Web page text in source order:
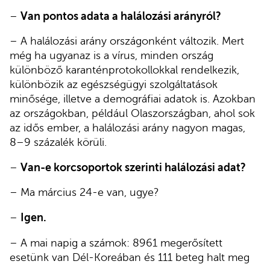
– Van pontos adata a halálozási arányról?
– A halálozási arány országonként változik. Mert
még ha ugyanaz is a vírus, minden ország
különböző karanténprotokollokkal rendelkezik,
különbözik az egészségügyi szolgáltatások
minősége, illetve a demográfiai adatok is. Azokban
az országokban, például Olaszországban, ahol sok
az idős ember, a halálozási arány nagyon magas,
8–9 százalék körüli.
– Van-e korcsoportok szerinti halálozási adat?
– Ma március 24-e van, ugye?
– Igen.
– A mai napig a számok: 8961 megerősített
esetünk van Dél-Koreában és 111 beteg halt meg